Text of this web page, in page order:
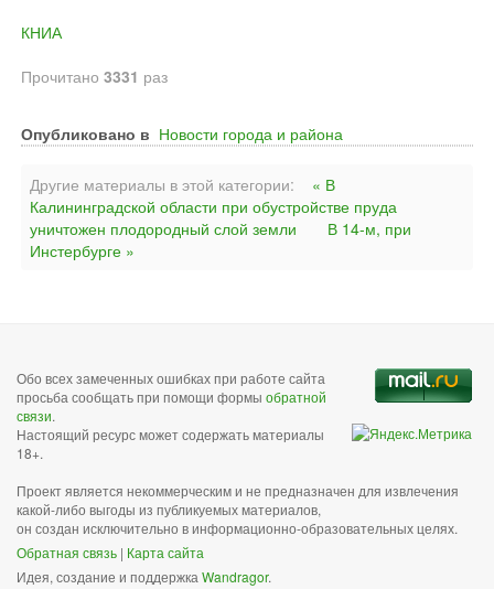
КНИА
Прочитано 3331 раз
Опубликовано в Новости города и района
Другие материалы в этой категории:
« В
Калининградской области при обустройстве пруда
уничтожен плодородный слой земли
В 14-м, при
Инстербурге »
Обо всех замеченных ошибках при работе сайта
просьба сообщать при помощи формы обратной
связи.
Настоящий ресурс может содержать материалы
18+.
Проект является некоммерческим и не предназначен для извлечения
какой-либо выгоды из публикуемых материалов,
он создан исключительно в информационно-образовательных целях.
Обратная связь | Карта сайта
Идея, создание и поддержка Wandragor.